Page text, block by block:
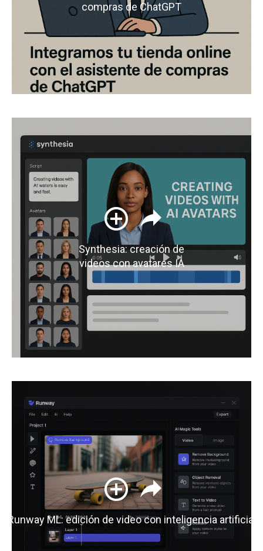
compras de ChatGPT
Synthesia: creación de
videos con avatares IA
Runway ML: edición de video con inteligencia artificial